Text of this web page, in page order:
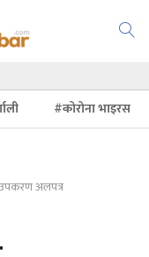
#कोरोना भाइरस
अलपत्र